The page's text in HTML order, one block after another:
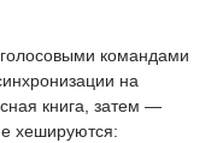
командами
на
книга, затем —
хешируются: